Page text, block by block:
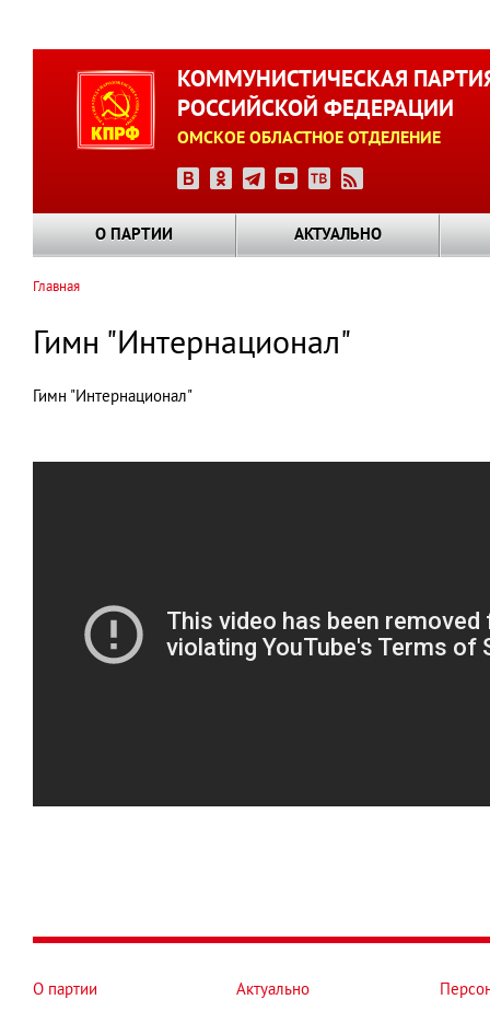
КОММУНИСТИЧЕСКАЯ
РОССИЙСКОЙ ФЕДЕРАЦИИ
ОМСКОЕ ОБЛАСТНОЕ ОТДЕЛЕНИЕ
О ПАРТИИ АКТУАЛЬНО
навигации
Главная
Гимн "Интернационал"
Гимн "Интернационал"
О партии Актуально